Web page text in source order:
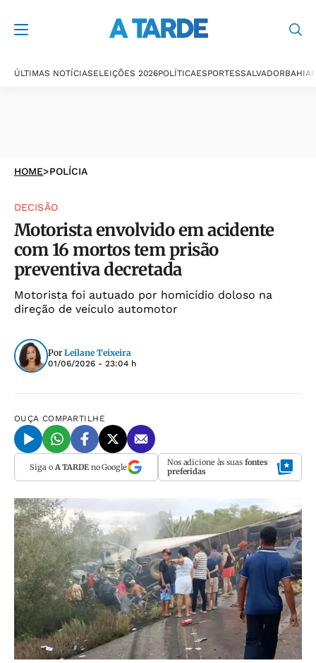
ÚLTIMAS NOTÍCIASELEIÇÕES 2026POLÍTICAESPORTESSALVADORBAHIA
HOME>POLÍCIA
DECISÃO
Motorista envolvido em acidente
com 16 mortos tem prisão
preventiva decretada
Motorista foi autuado por homicídio doloso na
direção de veículo automotor
Por Leilane Teixeira
01/06/2026 - 23:04 h
OUÇA COMPARTILHE
Siga o A TARDEno Google Nos adicione às suas fontes
preferidas